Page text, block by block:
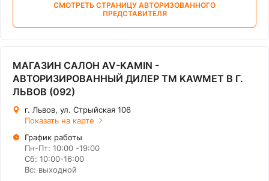
СМОТРЕТЬ СТРАНИЦУ АВТОРИЗОВАННОГО
ПРЕДСТАВИТЕЛЯ
МАГАЗИН САЛОН AV-KAMIN -
АВТОРИЗИРОВАННЫЙ ДИЛЕР ТМ KAWMET В Г.
ЛЬВОВ (092)
г. Львов, ул. Стрыйская 106
Показать на карте
График работы
Пн-Пт: 10:00 -19:00
Сб: 10:00-16:00
Вс: выходной